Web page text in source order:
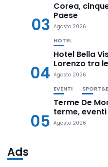
03
Corea,
Paese
Agosto 2026
04
HOTEL
Hotel Bella
Lorenzo tra
Agosto 2026
05
EVENTI
Terme De
terme,
Agosto 2026
Ads